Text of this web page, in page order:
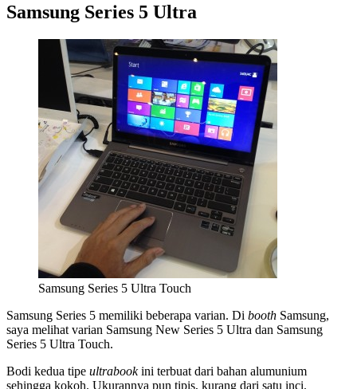
Samsung Series 5 Ultra
Samsung Series 5 Ultra Touch
Samsung Series 5 memiliki beberapa varian. Di booth Samsung,
saya melihat varian Samsung New Series 5 Ultra dan Samsung
Series 5 Ultra Touch.
Bodi kedua tipe ultrabookini terbuat dari bahan alumunium
sehingga kokoh. Ukurannya pun tipis, kurang dari satu inci.